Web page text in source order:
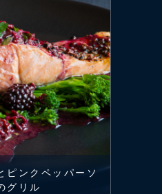
ピンクペッパーソ
グリル